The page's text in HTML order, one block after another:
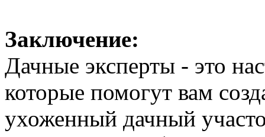
Заключение:
Дачные эксперты - это
которые помогут вам
ухоженный дачный